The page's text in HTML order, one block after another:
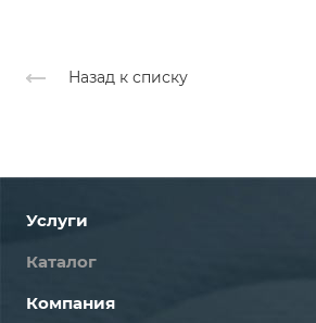
Назад к списку
Услуги
Каталог
Компания